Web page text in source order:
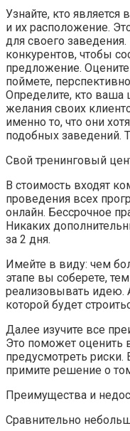
Узнайте, кто
и их расположение.
для своего
конкурентов, чтобы
предложение.
поймете,
Определите, кто ваша
желания своих
именно то, что они
подобных заведений.
Свой тренинговый
В стоимость входят
проведения всех
онлайн. Бессрочное
Никаких
за 2 дня.
Имейте в виду: чем
этапе вы соберете,
реализовывать идею.
которой будет
Далее изучите все
Это поможет оценить
предусмотреть
примите решение о
Преимущества и
Сравнительно